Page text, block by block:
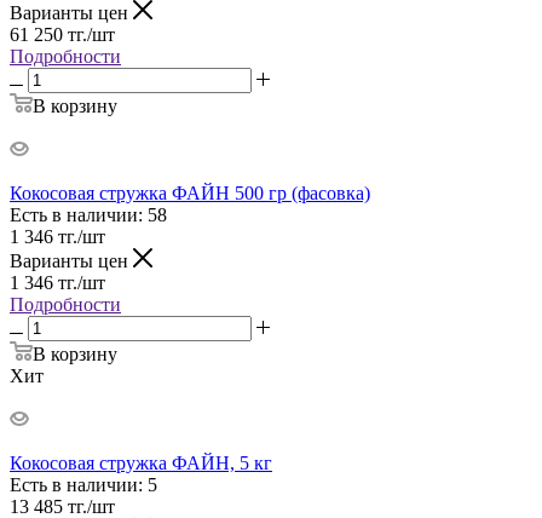
Варианты цен
61 250 тг./шт
Подробности
В корзину
Кокосовая стружка ФАЙН 500 гр (фасовка)
Есть в наличии: 58
1 346 тг./шт
Варианты цен
1 346 тг./шт
Подробности
В корзину
Хит
Кокосовая стружка ФАЙН, 5 кг
Есть в наличии: 5
13 485 тг./шт